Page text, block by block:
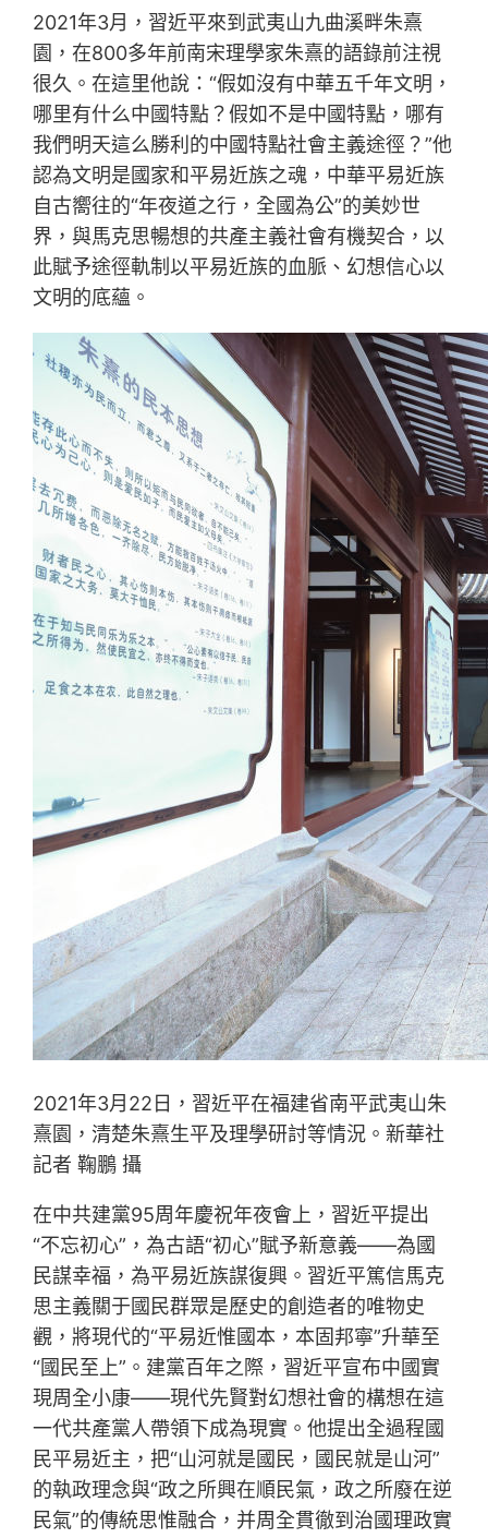
2021年3月，習近平來到武夷山九曲溪畔朱熹
園，在800多年前南宋理學家朱熹的語錄前注視
很久。在這里他說：“假如沒有中華五千年文明，
哪里有什么中國特點？假如不是中國特點，哪有
我們明天這么勝利的中國特點社會主義途徑？”他
認為文明是國家和平易近族之魂，中華平易近族
自古嚮往的“年夜道之行，全國為公”的美妙世
界，與馬克思暢想的共產主義社會有機契合，以
此賦予途徑軌制以平易近族的血脈、幻想信心以
文明的底蘊。
2021年3月22日，習近平在福建省南平武夷山朱
熹園，清楚朱熹生平及理學研討等情況。新華社
記者 鞠鵬 攝
在中共建黨95周年慶祝年夜會上，習近平提出
“不忘初心”，為古語“初心”賦予新意義——為國
民謀幸福，為平易近族謀復興。習近平篤信馬克
思主義關于國民群眾是歷史的創造者的唯物史
觀，將現代的“平易近惟國本，本固邦寧”升華至
“國民至上”。建黨百年之際，習近平宣布中國實
現周全小康——現代先賢對幻想社會的構想在這
一代共產黨人帶領下成為現實。他提出全過程國
民平易近主，把“山河就是國民，國民就是山河”
的執政理念與“政之所興在順民氣，政之所廢在逆
民氣”的傳統思惟融合，并周全貫徹到治國理政實